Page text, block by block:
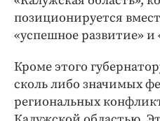
позиционируется
«успешное развитие» и
Кроме этого
сколь либо значимых
региональных